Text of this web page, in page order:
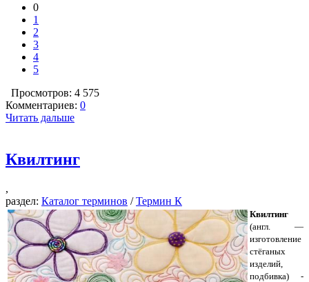
0
1
2
3
4
5
Просмотров: 4 575
Комментариев: 0
Читать дальше
Квилтинг
,
раздел: Каталог терминов /Термин К
Квилтинг
(англ. —
изготовление
стёганых
изделий,
подбивка) -